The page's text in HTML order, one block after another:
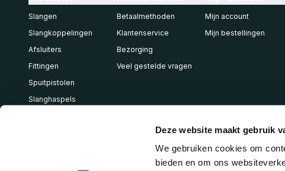
Deze website maakt gebruik
We gebruiken cookies om
bieden en om ons
Slangen
Slangkoppelingen
Afsluiters
Fittingen
Spuitpistolen
Slanghaspels
Betaalmethoden
Klantenservice
Bezorging
Veel gestelde vragen
Mijn account
Mijn bestellingen